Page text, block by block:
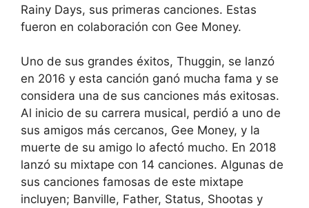
Rainy Days, sus primeras canciones. Estas
fueron en colaboración con Gee Money.
Uno de sus grandes éxitos, Thuggin, se lanzó
en 2016 y esta canción ganó mucha fama y se
considera una de sus canciones más exitosas.
Al inicio de su carrera musical, perdió a uno de
sus amigos más cercanos, Gee Money, y la
muerte de su amigo lo afectó mucho. En 2018
lanzó su mixtape con 14 canciones. Algunas de
sus canciones famosas de este mixtape
incluyen; Banville, Father, Status, Shootas y